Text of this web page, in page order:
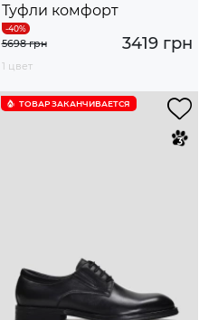
Туфли комфорт
3419 грн
5698 грн
1 цвет
ТОВАР ЗАКАНЧИВАЕТСЯ